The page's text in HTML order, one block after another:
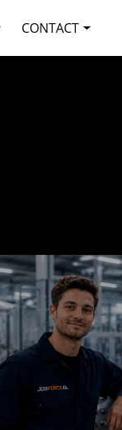
CONTACT